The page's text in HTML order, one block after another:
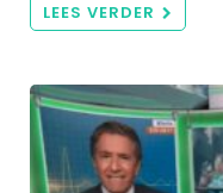
LEES VERDER